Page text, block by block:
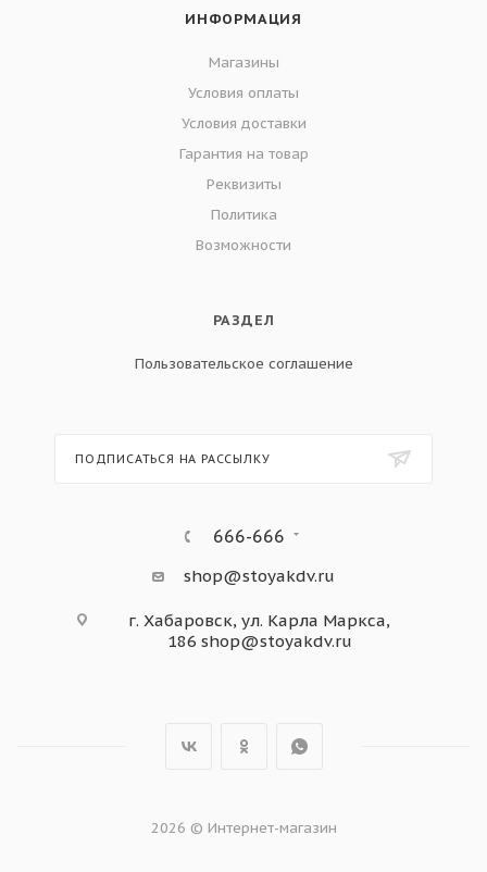
ИНФОРМАЦИЯ
Магазины
Условия оплаты
Условия доставки
Гарантия на товар
Реквизиты
Политика
Возможности
РАЗДЕЛ
Пользовательское соглашение
ПОДПИСАТЬСЯ НА РАССЫЛКУ
666-666
shop@stoyakdv.ru
г. Хабаровск, ул. Карла Маркса,
186 shop@stoyakdv.ru
2026 © Интернет-магазин